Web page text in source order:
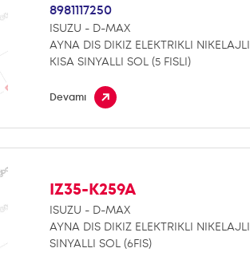
8981117250
ISUZU - D-MAX
AYNA DIS DIKIZ ELEKTRIKLI NIKELAJLI
KISA SINYALLI SOL (5 FISLI)
Devamı
IZ35-K259A
ISUZU - D-MAX
AYNA DIS DIKIZ ELEKTRIKLI NIKELAJLI
SINYALLI SOL (6FIS)